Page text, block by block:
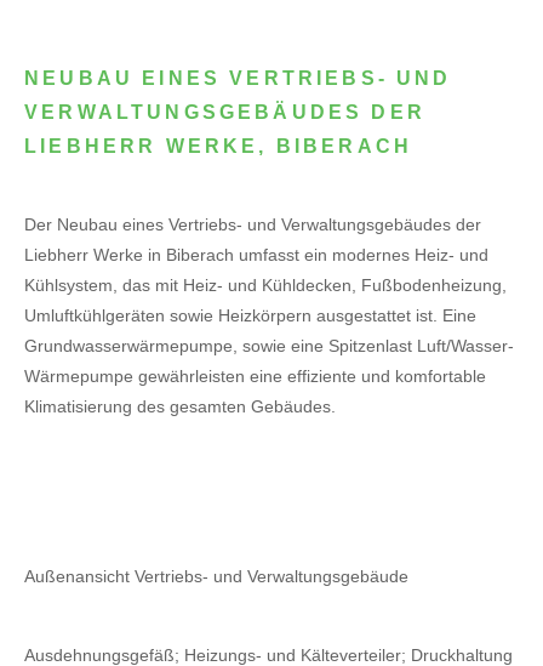
NEUBAU EINES VERTRIEBS- UND
VERWALTUNGSGEBÄUDES DER
LIEBHERR WERKE, BIBERACH
Der Neubau eines Vertriebs- und Verwaltungsgebäudes der
Liebherr Werke in Biberach umfasst ein modernes Heiz- und
Kühlsystem, das mit Heiz- und Kühldecken, Fußbodenheizung,
Umluftkühlgeräten sowie Heizkörpern ausgestattet ist. Eine
Grundwasserwärmepumpe, sowie eine Spitzenlast Luft/Wasser-
Wärmepumpe gewährleisten eine effiziente und komfortable
Klimatisierung des gesamten Gebäudes.
Außenansicht Vertriebs- und Verwaltungsgebäude
Ausdehnungsgefäß; Heizungs- und Kälteverteiler; Druckhaltung